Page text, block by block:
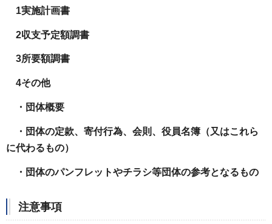
1実施計画書
2収支予定額調書
3所要額調書
4その他
・団体概要
・団体の定款、寄付行為、会則、役員名簿（又はこれら
に代わるもの）
・団体のパンフレットやチラシ等団体の参考となるもの
注意事項